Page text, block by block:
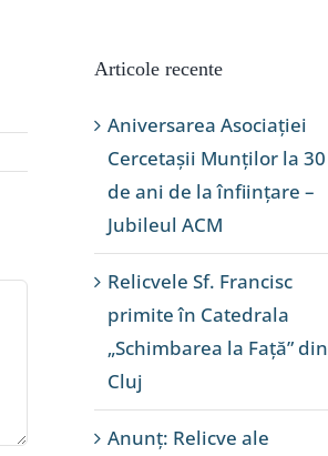
Articole recente
Aniversarea Asociației
Cercetașii Munților la 30
de ani de la înființare –
Jubileul ACM
Relicvele Sf. Francisc
primite în Catedrala
„Schimbarea la Față” din
Cluj
Anunț: Relicve ale